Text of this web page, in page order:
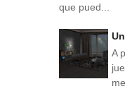
que pued...
A